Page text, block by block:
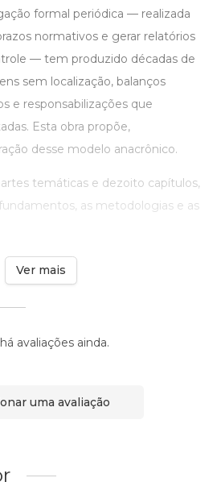
formal periódica — realizada
normativos e gerar relatórios
— tem produzido décadas de
sem localização, balanços
e responsabilizações que
Esta obra propõe,
desse modelo anacrônico.
temáticas e dezoito capítulos,
as metodologias e as
Ver mais
avaliações ainda.
uma avaliação